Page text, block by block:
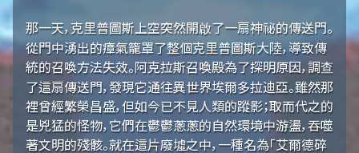
那一天，克里普圖斯上空突然開啟了一扇神祕的傳送門。
從門中湧出的瘴氣籠罩了整個克里普圖斯大陸，導致傳
統的召喚方法失效。阿克拉斯召喚殿為了探明原因，調查
了這扇傳送門，發現它通往異世界埃爾多拉迪亞。雖然那
裡曾經繁榮昌盛，但如今已不見人類的蹤影；取而代之的
是兇猛的怪物，它們在鬱鬱蔥蔥的自然環境中游盪，吞噬
著文明的殘骸。就在這片廢墟之中，一種名為「艾爾德碎